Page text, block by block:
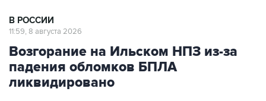
В РОССИИ
11:59, 8 августа 2026
Возгорание на Ильском НПЗ из-за
падения обломков БПЛА
ликвидировано